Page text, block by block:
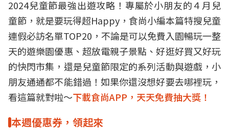
2024兒童節最強出遊攻略！專屬於小朋友的４月兒
童節，就是要玩得超Happy，食尚小編本篇特搜兒童
連假必訪名單TOP20，不論是可以免費入園暢玩一整
天的遊樂園優惠、超放電親子景點、好逛好買又好玩
的快閃市集，還是兒童節限定的系列活動與遊戲，小
朋友通通都不能錯過！如果你還沒想好要去哪裡玩，
看這篇就對啦～下載食尚APP，天天免費抽大獎！
本週優惠券，領起來